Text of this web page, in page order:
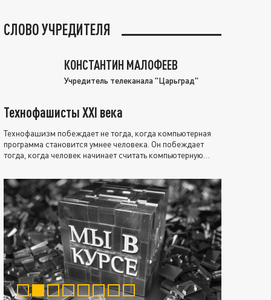
СЛОВО УЧРЕДИТЕЛЯ
КОНСТАНТИН МАЛОФЕЕВ
Учредитель телеканала "Царьград"
Технофашисты XXI века
Технофашизм побеждает не тогда, когда компьютерная
программа становится умнее человека. Он побеждает
тогда, когда человек начинает считать компьютерную